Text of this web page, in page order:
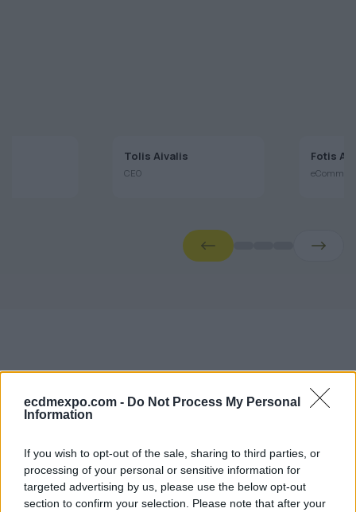
ecdmexpo.com - Do Not Process My Personal
Information
If you wish to opt-out of the sale, sharing to third parties, or
processing of your personal or sensitive information for
targeted advertising by us, please use the below opt-out
section to confirm your selection. Please note that after your
Fotis
Tolis Aivalis
Conference Agendas
Faliro Sports Pavilion — Main Stage
Moderators